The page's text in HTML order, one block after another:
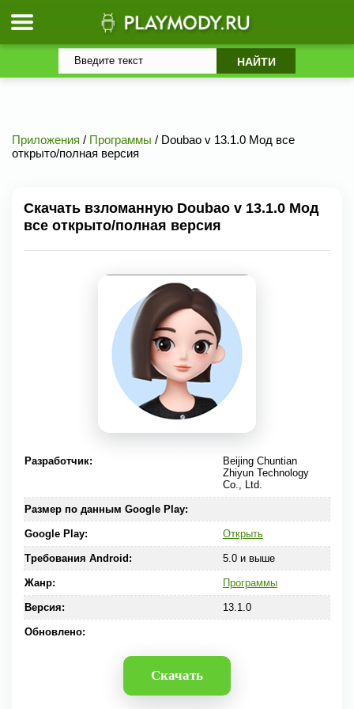
Приложения / Программы / Doubao v 13.1.0 Мод все
открыто/полная версия
Скачать взломанную Doubao v 13.1.0 Мод
все открыто/полная версия
Разработчик:
Beijing Chuntian
Zhiyun Technology
Co., Ltd.
Размер по данным Google Play:
Google Play: Открыть
Требования Android: 5.0 и выше
Жанр: Программы
Версия: 13.1.0
Обновлено:
Скачать